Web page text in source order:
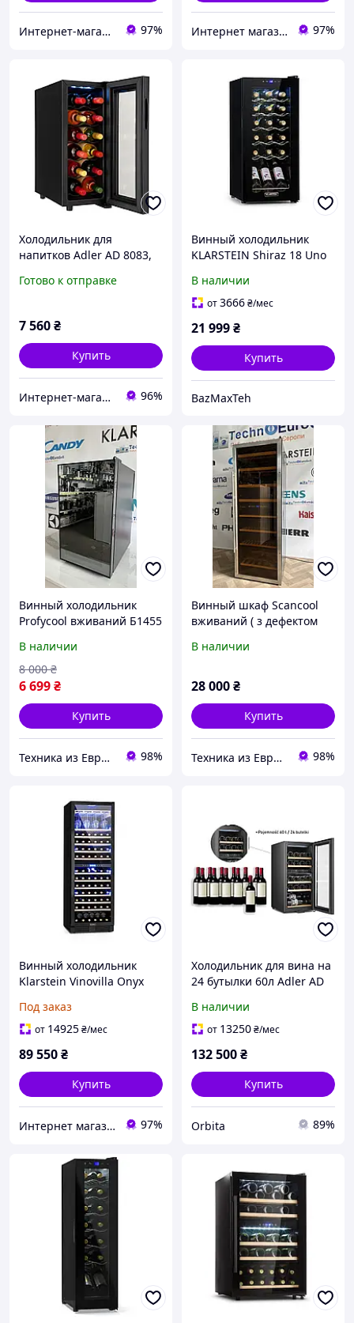
Интернет-магазин "Maрк-Tех" 97% Интернет магазин KlaRst 97%
Холодильник для
напитков Adler AD 8083,
Готово к отправке
7 560₴
Купить
Интернет-магазин бытовой техники и посуды из Европы "BestTopShop" 96%
Винный холодильник
KLARSTEIN Shiraz 18 Uno
В наличии
от3666₴/мес
21 999₴
Купить
BazMaxTeh
Винный холодильник
Profycool вживаний Б1455
В наличии
6 699₴
8 000 ₴
Купить
Техника из Европы 98%
Винный шкаф Scancool
вживаний ( з дефектом
В наличии
28 000₴
Купить
Техника из Европы 98%
Винный холодильник
Klarstein Vinovilla Onyx
Под заказ
от 14925₴/мес
89 550₴
Купить
Интернет магазин KlaRst 97%
Холодильник для вина на
24 бутылки 60л Adler AD
В наличии
от 13250₴/мес
132 500₴
Купить
Orbita 89%